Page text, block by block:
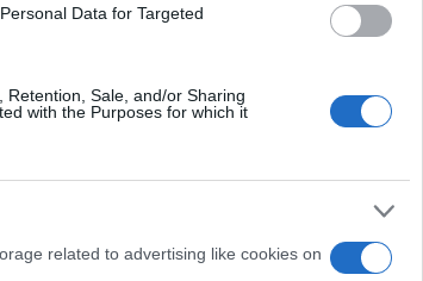
Data for Targeted
Sale, and/or Sharing
with the Purposes for which it
related to advertising like cookies on
e altri benefici. Gli
in base
troverai una ripartizione